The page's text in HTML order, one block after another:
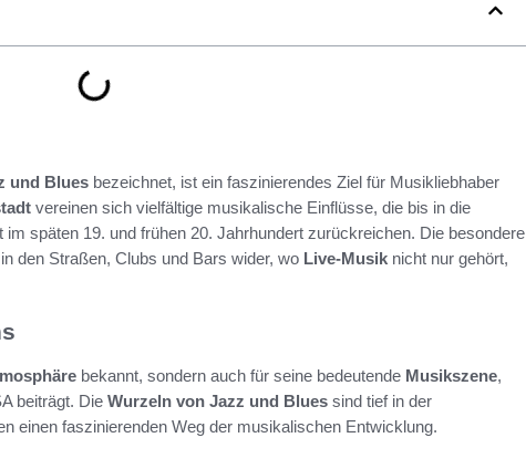
und Blues bezeichnet, ist ein faszinierendes Ziel für Musikliebhaber
vereinen sich vielfältige musikalische Einflüsse, die bis in die
späten 19. und frühen 20. Jahrhundert zurückreichen. Die besondere
den Straßen, Clubs und Bars wider, wo Live-Musik nicht nur gehört,
bekannt, sondern auch für seine bedeutende Musikszene,
beiträgt. Die Wurzeln von Jazz und Blues sind tief in der
einen faszinierenden Weg der musikalischen Entwicklung.